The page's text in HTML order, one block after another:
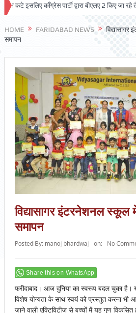
इसलिए काँग्रेस पार्टी द्वारा बीएलए 2 किए जा रहे
HOME FARIDABAD NEWS
समापन
विद्यासागर इंटरनेशनल
समापन
Posted By: manoj bhardwaj on:
No
Share this on WhatsApp
फरीदाबाद। आज दुनिया का स्वरूप बदल चुका है।
विशेष योग्यता के साथ स्वयं को प्रस्तुत करना भी
जाने वाली एक्टिविटीज से बच्चों में यह गुण विकसित